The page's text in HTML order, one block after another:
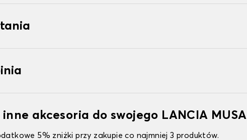
akcesoria do swojego LANCIA MUSA
5% zniżki przy zakupie co najmniej 3 produktów.